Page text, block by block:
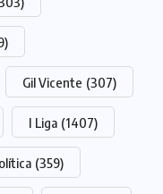
Gil Vicente (307)
I Liga (1407)
(359)